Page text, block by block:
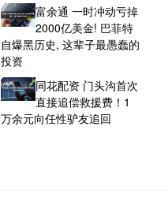
富余通 一时冲动亏掉
2000亿美金! 巴菲特
自爆黑历史, 这辈子最愚蠢的
投资
同花配资 门头沟首次
直接追偿救援费！1
万余元向任性驴友追回